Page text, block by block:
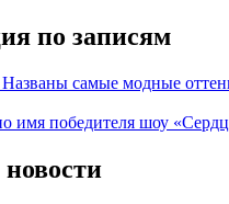
по записям
Названы самые модные
имя победителя шоу